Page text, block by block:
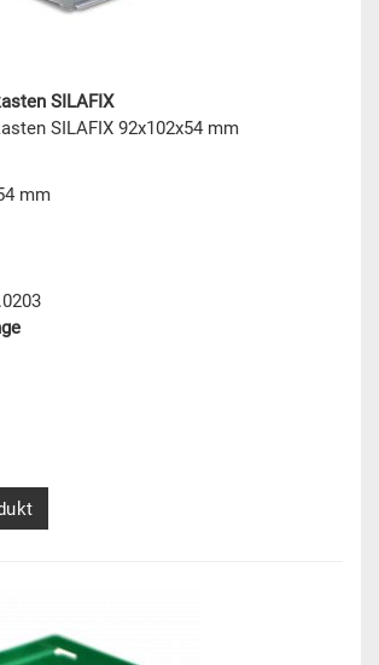
SILAFIX
SILAFIX 92x102x54 mm
mm